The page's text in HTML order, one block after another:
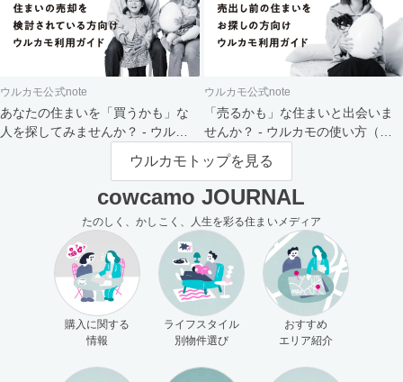
ウルカモ公式note
あなたの住まいを「買うかも」な
人を探してみませんか？ - ウルカ
ウルカモ公式note
「売るかも」な住まいと出会いま
せんか？ - ウルカモの使い方（買
主さま向け）
ウルカモトップを見る
cowcamo JOURNAL
たのしく、かしこく、人生を彩る住まいメディア
購入に関する
情報
ライフスタイル
別物件選び
おすすめ
エリア紹介